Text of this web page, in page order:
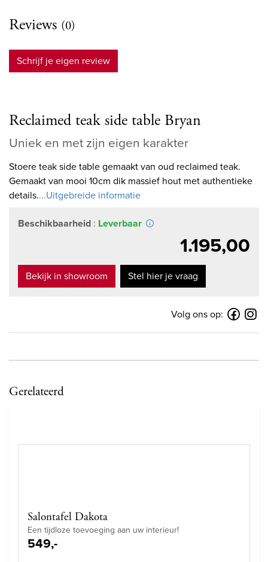
Reviews (0)
Schrijf je eigen review
Reclaimed teak side table Bryan
Uniek en met zijn eigen karakter
Stoere teak side table gemaakt van oud reclaimed teak.
Gemaakt van mooi 10cm dik massief hout met authentieke
details....Uitgebreide informatie
Beschikbaarheid : Leverbaar
1.195,00
Bekijk in showroom Stel hier je vraag
Volg ons op:
Gerelateerd
Salontafel Dakota
Een tijdloze toevoeging aan uw interieur!
549,-